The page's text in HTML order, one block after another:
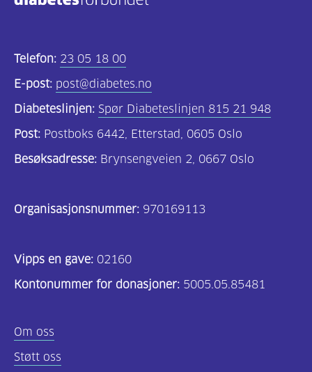
Telefon: 23 05 18 00
E-post: post@diabetes.no
Diabeteslinjen: Spør Diabeteslinjen 815 21 948
Post: Postboks 6442, Etterstad, 0605 Oslo
Besøksadresse: Brynsengveien 2, 0667 Oslo
Organisasjonsnummer: 970169113
Vipps en gave: 02160
Kontonummer for donasjoner: 5005.05.85481
Om oss
Støtt oss